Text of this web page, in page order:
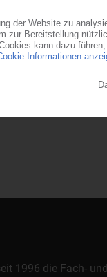
1996 die Fach-